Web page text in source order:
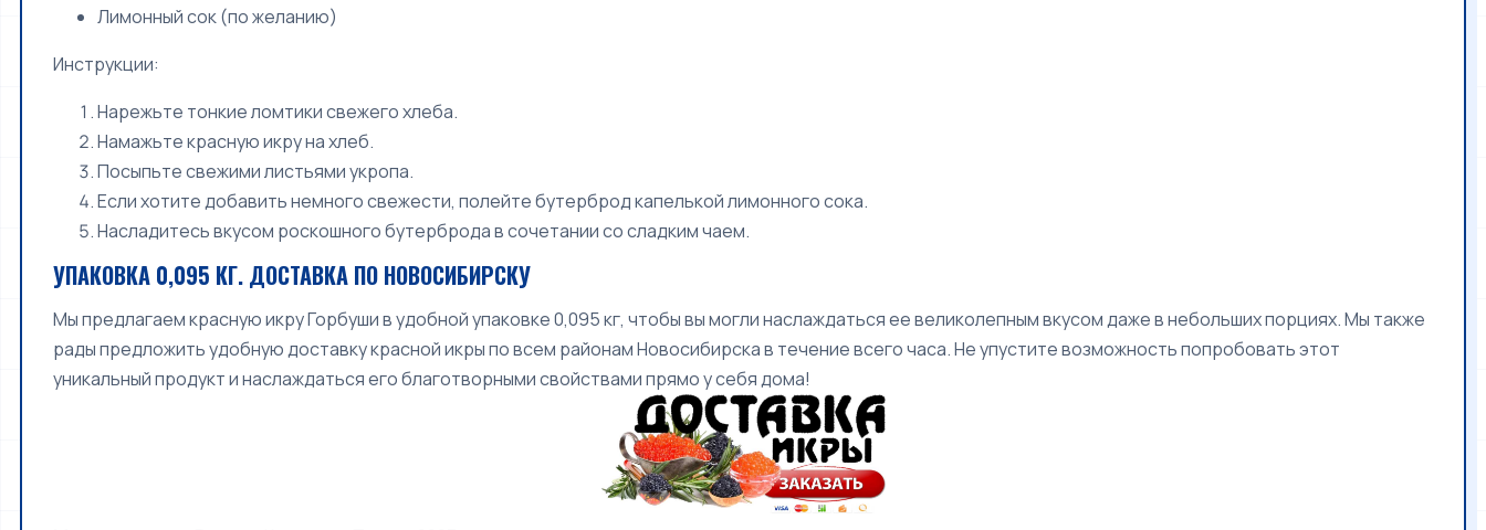
Лимонный сок (по желанию)
Инструкции:
Нарежьте тонкие ломтики свежего хлеба.
Намажьте красную икру на хлеб.
Посыпьте свежими листьями укропа.
Если хотите добавить немного свежести, полейте бутерброд капелькой лимонного сока.
Насладитесь вкусом роскошного бутерброда в сочетании со сладким чаем.
УПАКОВКА 0,095 КГ. ДОСТАВКА ПО НОВОСИБИРСКУ
Мы предлагаем красную икру Горбуши в удобной упаковке 0,095 кг, чтобы вы могли наслаждаться ее великолепным вкусом даже в небольших порциях. Мы также
рады предложить удобную доставку красной икры по всем районам Новосибирска в течение всего часа. Не упустите возможность попробовать этот
уникальный продукт и наслаждаться его благотворными свойствами прямо у себя дома!